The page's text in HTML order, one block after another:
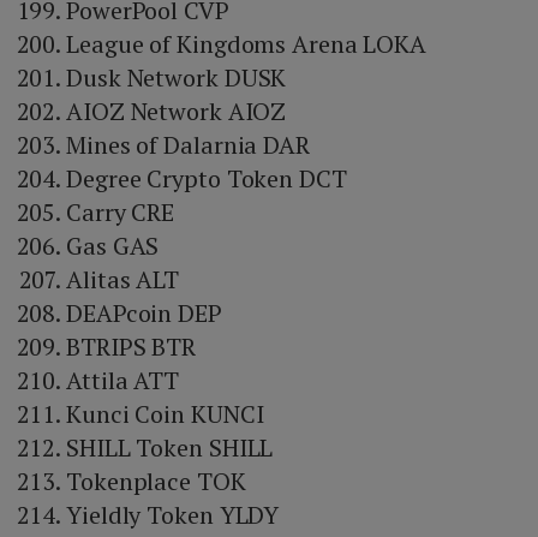
PowerPool CVP
League of Kingdoms Arena LOKA
Dusk Network DUSK
AIOZ Network AIOZ
Mines of Dalarnia DAR
Degree Crypto Token DCT
Carry CRE
Gas GAS
Alitas ALT
DEAPcoin DEP
BTRIPS BTR
Attila ATT
Kunci Coin KUNCI
SHILL Token SHILL
Tokenplace TOK
Yieldly Token YLDY